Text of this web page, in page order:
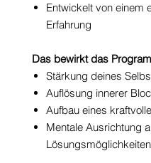
Entwickelt von einem
Erfahrung
Das bewirkt das
Stärkung deines
Auflösung innerer
Aufbau eines
Mentale Ausrichtung
Lösungsmöglichkeiten